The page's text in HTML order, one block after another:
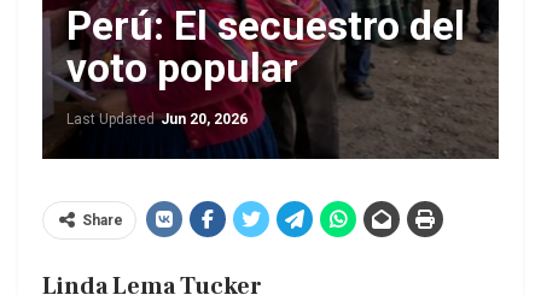
Perú: El secuestro del
voto popular
Last UpdatedJun 20, 2026
Share
Linda Lema Tucker